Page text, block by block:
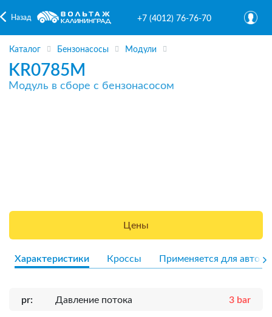
Назад +7 (4012) 76-76-70
Каталог Бензонасосы Модули
KR0785M
Модуль в сборе с бензонасосом
Цены
Характеристики Кроссы Применяется для авто
pr: Давление потока 3 bar